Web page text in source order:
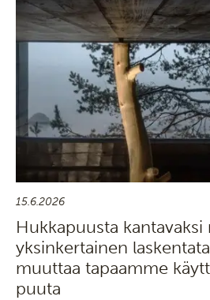
15.6.2026
Hukkapuusta kantavaksi
yksinkertainen
muuttaa tapaamme
puuta